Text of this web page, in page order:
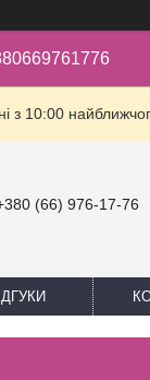
з 10:00
(66) 976-17-76